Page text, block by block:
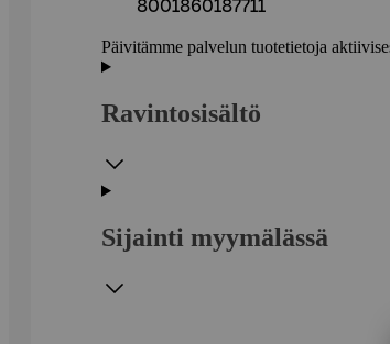
8001860187711
Päivitämme palvelun tuotetietoja
Ravintosisältö
Sijainti myymälässä